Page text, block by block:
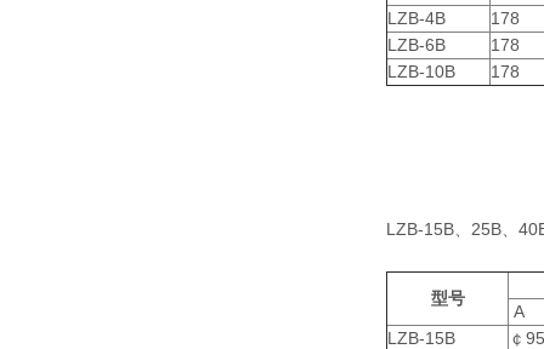
LZB-4B
178
LZB-6B
178
LZB-10B
178
LZB-15B、25B、
型号
A
LZB-15B
￠95